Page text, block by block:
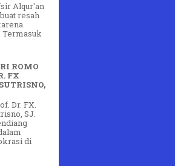
Alqur'an
resah
Termasuk
ROMO
FX
Dr. FX.
SJ.
di